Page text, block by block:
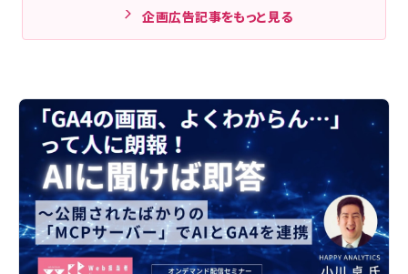
企画広告記事をもっと見る